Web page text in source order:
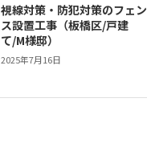
視線対策・防犯対策のフェン
ス設置工事（板橋区/戸建
て/M様邸）
2025年7月16日